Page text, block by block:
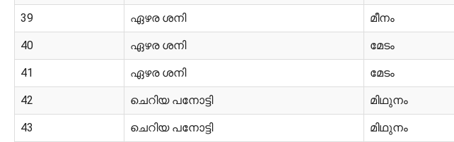
39 ഏഴര ശനി മീനം
40 ഏഴര ശനി മേടം
41 ഏഴര ശനി മേടം
42 ചെറിയ പനോട്ടി മിഥുനം
43 ചെറിയ പനോട്ടി മിഥുനം